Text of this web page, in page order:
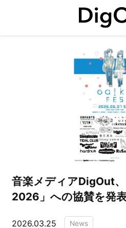
音楽メディアDigOut
2026」への協賛を発表
2026.03.25 News